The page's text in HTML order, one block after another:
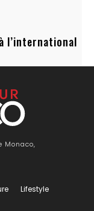
l’international
Monaco,
Lifestyle